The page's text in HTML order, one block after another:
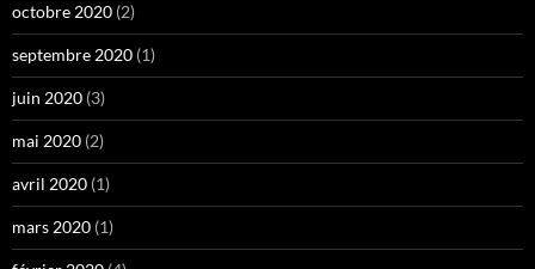
octobre 2020 (2)
septembre 2020 (1)
juin 2020 (3)
mai 2020 (2)
avril 2020 (1)
mars 2020 (1)